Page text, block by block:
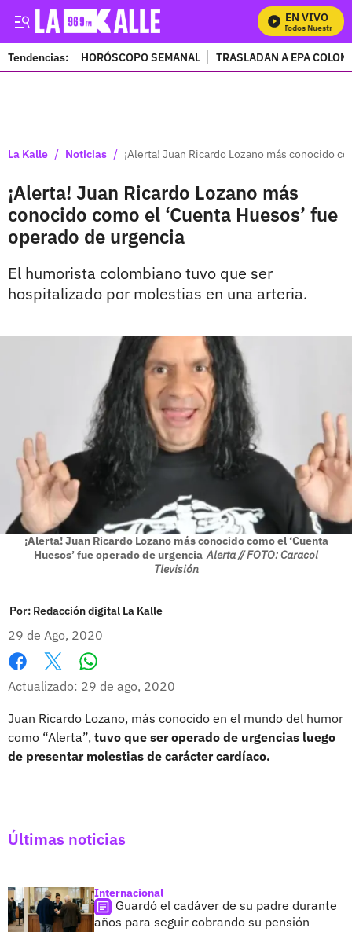
EN VIVO
Mira Todos Nuestros
Tendencias: HORÓSCOPO SEMANAL TRASLADAN A EPA
La Kalle / Noticias / ¡Alerta! Juan Ricardo Lozano más conocido
¡Alerta! Juan Ricardo Lozano más
conocido como el ‘Cuenta Huesos’ fue
operado de urgencia
El humorista colombiano tuvo que ser
hospitalizado por molestias en una arteria.
¡Alerta! Juan Ricardo Lozano más conocido como el ‘Cuenta
Huesos’ fue operado de urgencia Alerta // FOTO: Caracol
Tlevisión
Por: Redacción digital La Kalle
29 de Ago, 2020
Facebook
X
Actualizado: 29 de ago, 2020
Juan Ricardo Lozano, más conocido en el mundo del humor
como “Alerta”, tuvo que ser operado de urgencias luego
de presentar molestias de carácter cardíaco.
Últimas noticias
Internacional
Guardó el cadáver de su padre durante
años para seguir cobrando su pensión